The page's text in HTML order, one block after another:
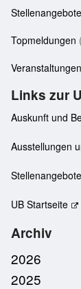
Stellenangebote
Topmeldungen
Veranstaltungen
Links zur
Auskunft und
Ausstellungen
UB Startseite
Archiv
2026
2025